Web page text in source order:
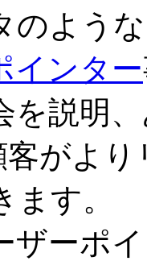
のよう
インター
を説明
客がよ
す。
ザーポ